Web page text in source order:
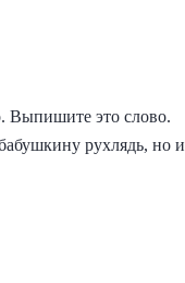
Выпишите это слово.
рухлядь, но и